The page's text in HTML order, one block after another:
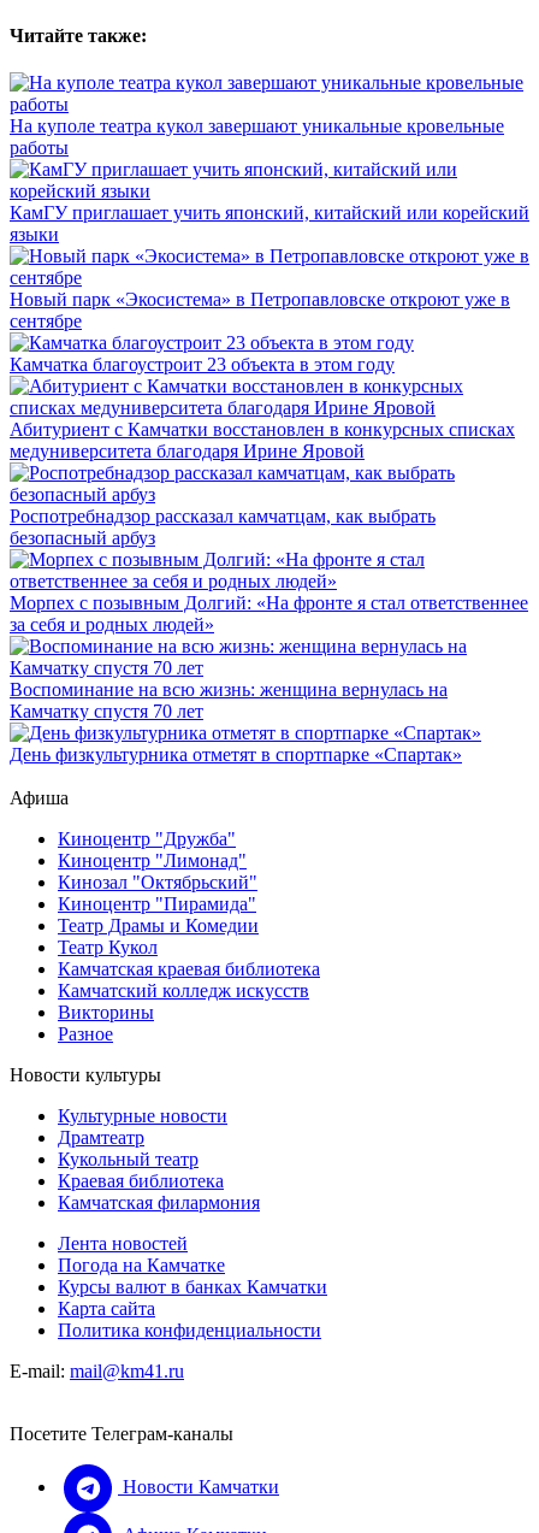
Читайте также:
На куполе театра кукол завершают уникальные кровельные
работы
КамГУ приглашает учить японский, китайский или корейский
языки
Новый парк «Экосистема» в Петропавловске откроют уже в
сентябре
Камчатка благоустроит 23 объекта в этом году
Абитуриент с Камчатки восстановлен в конкурсных списках
медуниверситета благодаря Ирине Яровой
Роспотребнадзор рассказал камчатцам, как выбрать
безопасный арбуз
Морпех с позывным Долгий: «На фронте я стал ответственнее
за себя и родных людей»
Воспоминание на всю жизнь: женщина вернулась на
Камчатку спустя 70 лет
День физкультурника отметят в спортпарке «Спартак»
Афиша
Киноцентр "Дружба"
Киноцентр "Лимонад"
Кинозал "Октябрьский"
Киноцентр "Пирамида"
Театр Драмы и Комедии
Театр Кукол
Камчатская краевая библиотека
Камчатский колледж искусств
Викторины
Разное
Новости культуры
Культурные новости
Драмтеатр
Кукольный театр
Краевая библиотека
Камчатская филармония
Лента новостей
Погода на Камчатке
Курсы валют в банках Камчатки
Карта сайта
Политика конфиденциальности
E-mail: mail@km41.ru
Посетите Телеграм-каналы
Новости Камчатки